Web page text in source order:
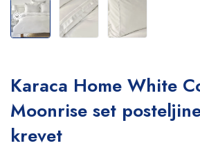
Karaca Home White
Moonrise set
krevet